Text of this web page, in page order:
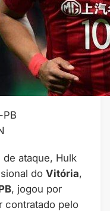
PB
ataque, Hulk
do Vitória,
, jogou por
contratado pelo